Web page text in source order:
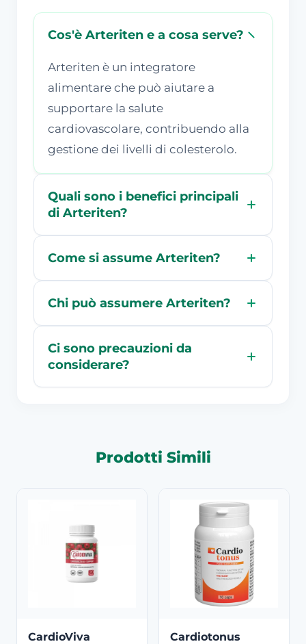
Cos'è Arteriten e a cosa serve?
Arteriten è un integratore
alimentare che può aiutare a
supportare la salute
cardiovascolare, contribuendo alla
gestione dei livelli di colesterolo.
Quali sono i benefici principali
di Arteriten?
Come si assume Arteriten?
Chi può assumere Arteriten?
Ci sono precauzioni da
considerare?
Prodotti Simili
CardioViva Cardiotonus